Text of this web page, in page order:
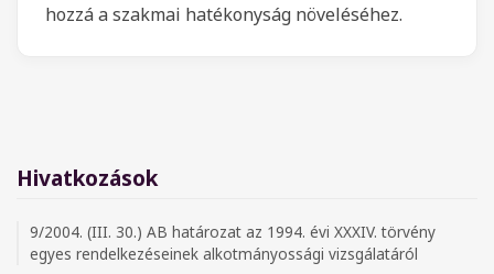
hozzá a szakmai hatékonyság növeléséhez.
Hivatkozások
9/2004. (III. 30.) AB határozat az 1994. évi XXXIV. törvény
egyes rendelkezéseinek alkotmányossági vizsgálatáról